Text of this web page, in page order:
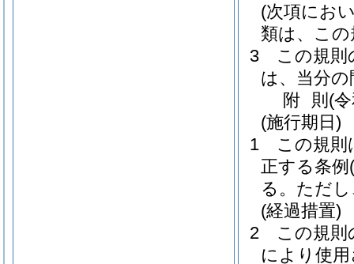
(次項にお
類は、こ
3
この規
は、当分
附 則 (
(施行期日)
1
この規則
正する条例
る。 ただ
(経過措置)
2
この規則
により使